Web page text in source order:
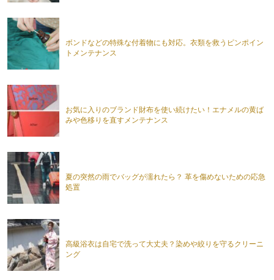
ボンドなどの特殊な付着物にも対応。衣類を救うピンポイン
トメンテナンス
お気に入りのブランド財布を使い続けたい！エナメルの黄ば
みや色移りを直すメンテナンス
夏の突然の雨でバッグが濡れたら？ 革を傷めないための応急
処置
高級浴衣は自宅で洗って大丈夫？染めや絞りを守るクリーニ
ング